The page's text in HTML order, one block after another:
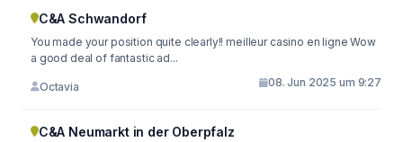
C&A Schwandorf
You made your position quite clearly!! meilleur casino en ligne Wow
a good deal of fantastic ad...
Octavia 08. Jun 2025 um 9:27
C&A Neumarkt in der Oberpfalz